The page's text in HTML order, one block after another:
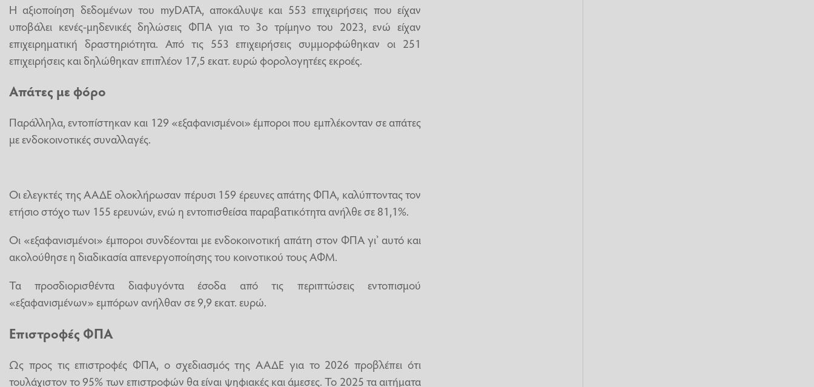
Η αξιοποίηση δεδομένων του myDΑΤΑ, αποκάλυψε και 553 επιχειρήσεις που είχαν
υποβάλει κενές-μηδενικές δηλώσεις ΦΠΑ για το 3ο τρίμηνο του 2023, ενώ είχαν
επιχειρηματική δραστηριότητα. Από τις 553 επιχειρήσεις συμμορφώθηκαν οι 251
επιχειρήσεις και δηλώθηκαν επιπλέον 17,5 εκατ. ευρώ φορολογητέες εκροές.
Απάτες με φόρο
Παράλληλα, εντοπίστηκαν και 129 «εξαφανισμένοι» έμποροι που εμπλέκονταν σε απάτες
με ενδοκοινοτικές συναλλαγές.
Οι ελεγκτές της ΑΑΔΕ ολοκλήρωσαν πέρυσι 159 έρευνες απάτης ΦΠΑ, καλύπτοντας τον
ετήσιο στόχο των 155 ερευνών, ενώ η εντοπισθείσα παραβατικότητα ανήλθε σε 81,1%.
Οι «εξαφανισμένοι» έμποροι συνδέονται με ενδοκοινοτική απάτη στον ΦΠΑ γι’ αυτό και
ακολούθησε η διαδικασία απενεργοποίησης του κοινοτικού τους ΑΦΜ.
Τα προσδιορισθέντα διαφυγόντα έσοδα από τις περιπτώσεις εντοπισμού
«εξαφανισμένων» εμπόρων ανήλθαν σε 9,9 εκατ. ευρώ.
Επιστροφές ΦΠΑ
Ως προς τις επιστροφές ΦΠΑ, ο σχεδιασμός της ΑΑΔΕ για το 2026 προβλέπει ότι
τουλάχιστον το 95% των επιστροφών θα είναι ψηφιακές και άμεσες. Το 2025 τα αιτήματα